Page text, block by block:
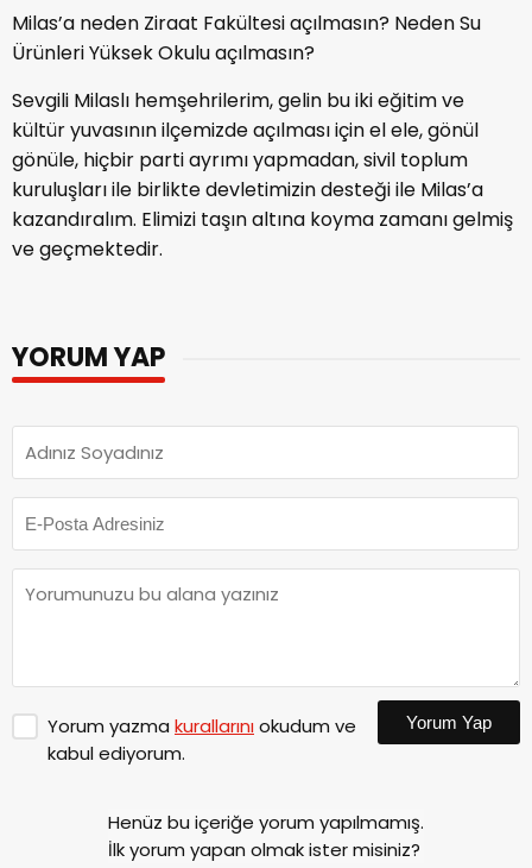
Milas’a neden Ziraat Fakültesi açılmasın? Neden Su
Ürünleri Yüksek Okulu açılmasın?
Sevgili Milaslı hemşehrilerim, gelin bu iki eğitim ve
kültür yuvasının ilçemizde açılması için el ele, gönül
gönüle, hiçbir parti ayrımı yapmadan, sivil toplum
kuruluşları ile birlikte devletimizin desteği ile Milas’a
kazandıralım. Elimizi taşın altına koyma zamanı gelmiş
ve geçmektedir.
YORUM YAP
Yorum yazma kurallarınıokudum ve
kabul ediyorum.
Yorum Yap
Henüz bu içeriğe yorum yapılmamış.
İlk yorum yapan olmak ister misiniz?